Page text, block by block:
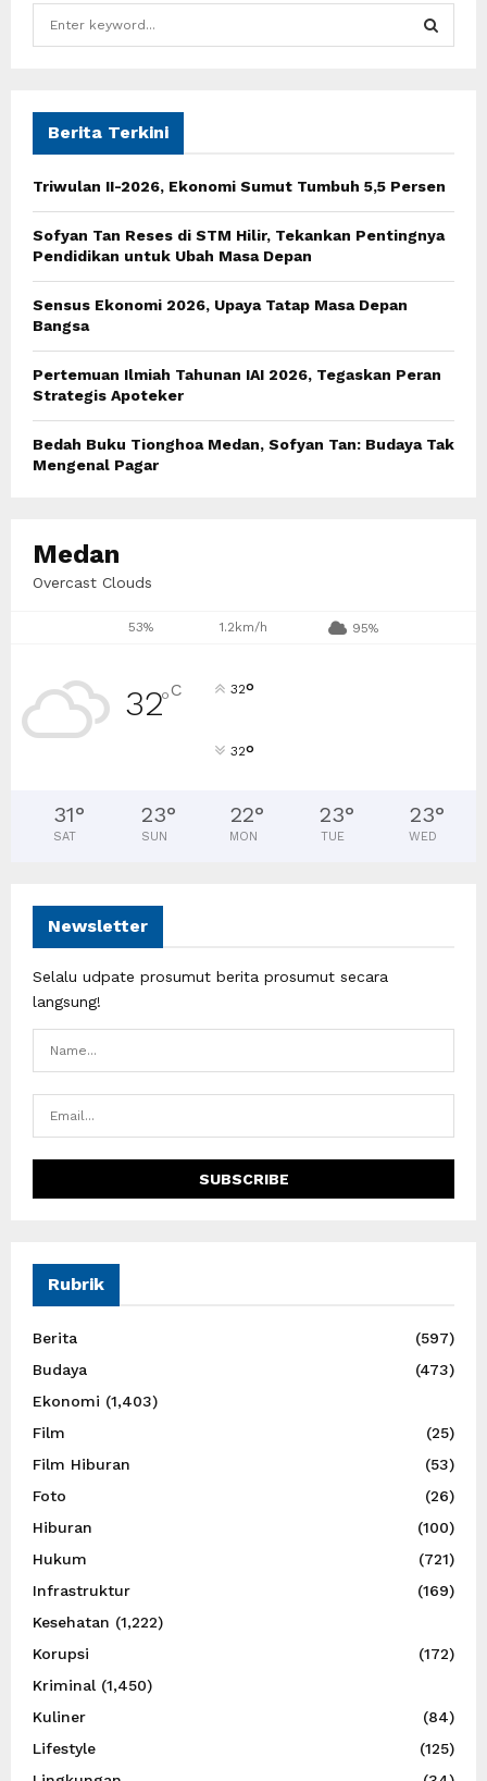
f
r
C
H
Berita Terkini
Triwulan II-2026, Ekonomi Sumut Tumbuh 5,5 Persen
Sofyan Tan Reses di STM Hilir, Tekankan Pentingnya
Pendidikan untuk Ubah Masa Depan
Sensus Ekonomi 2026, Upaya Tatap Masa Depan
Bangsa
Pertemuan Ilmiah Tahunan IAI 2026, Tegaskan Peran
Strategis Apoteker
Bedah Buku Tionghoa Medan, Sofyan Tan: Budaya Tak
Mengenal Pagar
Medan
Overcast Clouds
53% 1.2km/h 95%
32°C 32°
32°
31°
SAT
23°
SUN
22°
MON
23°
TUE
23°
WED
Newsletter
Selalu udpate prosumut berita prosumut secara
langsung!
Rubrik
Berita
(597)
Budaya
(473)
Ekonomi (1,403)
Film
(25)
Film Hiburan
(53)
Foto
(26)
Hiburan
(100)
Hukum
(721)
Infrastruktur
(169)
Kesehatan (1,222)
Korupsi
(172)
Kriminal (1,450)
Kuliner
(84)
Lifestyle
(125)